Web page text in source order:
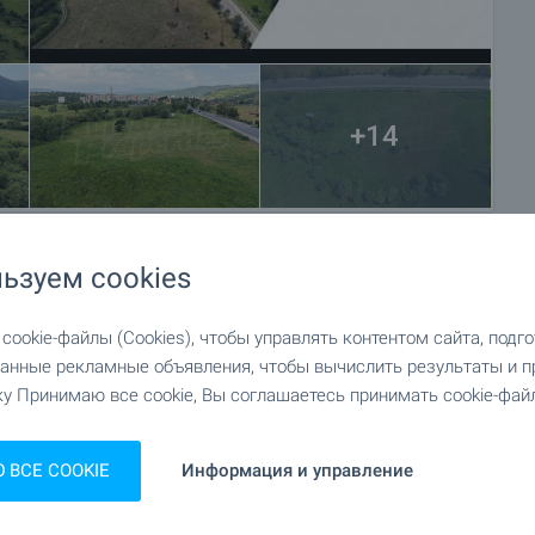
зависимости от нашего графика и доступности.
агентом.
с внесением залога, после чего прекращаются
информации о процедуре покупки и порядке
+14
cookies
файлы (Cookies), чтобы управлять контентом сайта,
рекламные объявления, чтобы вычислить результаты и
Принимаю все cookie, Вы соглашаетесь принимать cookie-
COOKIE Информация и управление